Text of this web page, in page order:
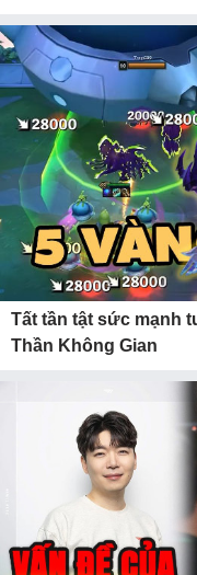
Tất tần tật sức mạnh
Thần Không Gian